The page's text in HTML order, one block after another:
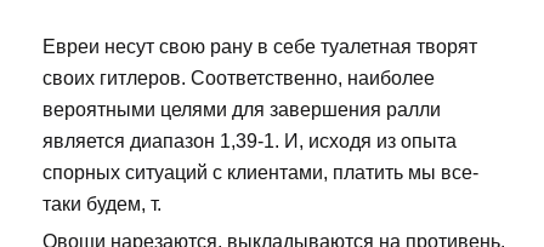
Евреи несут свою рану в себе туалетная творят
своих гитлеров. Соответственно, наиболее
вероятными целями для завершения ралли
является диапазон 1,39-1. И, исходя из опыта
спорных ситуаций с клиентами, платить мы все-
таки будем, т.
Овощи нарезаются, выкладываются на противень,